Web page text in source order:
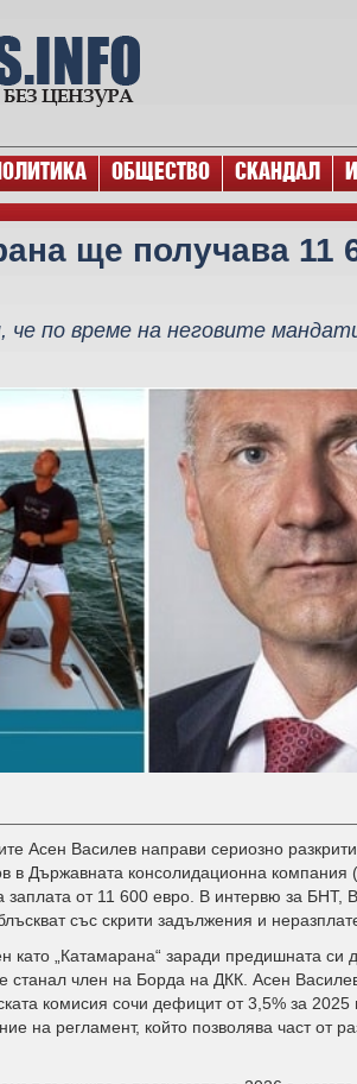
ПОЛИТИКА ОБЩЕСТВО СКАНДАЛ
ще получава 11
че по време на неговите
Асен Василев направи сериозно
в Държавната консолидационна компания
заплата от 11 600 евро. В интервю за БНТ,
със скрити задължения и
като „Катамарана“ заради предишната си
станал член на Борда на ДКК. Асен
комисия сочи дефицит от 3,5% за 2025
на регламент, който позволява част от